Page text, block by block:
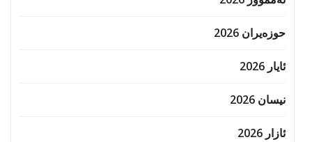
حوزه‌یران 2026
ئایار 2026
نیسان 2026
ئازار 2026